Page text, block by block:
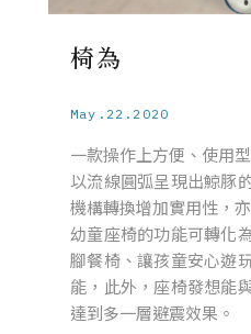
椅為
May.22.2020
一款操作上方便、使用
以流線圓弧呈現出鯨豚
機構轉換增加實用性，
幼童座椅的功能可轉化
腳餐椅、讓孩童安心遊
能，此外，座椅發想能
達到多一層避震效果。